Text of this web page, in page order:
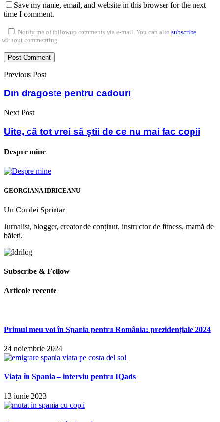
Save my name, email, and website in this browser for the next
time I comment.
Notify me of followup comments via e-mail. You can also subscribe
without commenting.
Previous Post
Din dragoste pentru cadouri
Next Post
Uite, că tot vrei să ştii de ce nu mai fac copii
Despre mine
GEORGIANA IDRICEANU
Un Condei Sprințar
Jurnalist, blogger, creator de conținut, instructor de fitness, mamă de
băieți.
Subscribe & Follow
Articole recente
Primul meu vot în Spania pentru România: prezidențiale 2024
24 noiembrie 2024
Viața în Spania – interviu pentru IQads
13 iunie 2023